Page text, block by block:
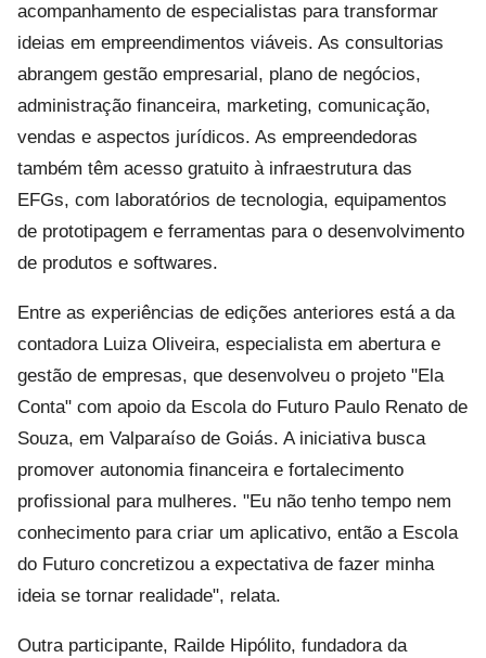
acompanhamento de especialistas para transformar
ideias em empreendimentos viáveis. As consultorias
abrangem gestão empresarial, plano de negócios,
administração financeira, marketing, comunicação,
vendas e aspectos jurídicos. As empreendedoras
também têm acesso gratuito à infraestrutura das
EFGs, com laboratórios de tecnologia, equipamentos
de prototipagem e ferramentas para o desenvolvimento
de produtos e softwares.
Entre as experiências de edições anteriores está a da
contadora Luiza Oliveira, especialista em abertura e
gestão de empresas, que desenvolveu o projeto "Ela
Conta" com apoio da Escola do Futuro Paulo Renato de
Souza, em Valparaíso de Goiás. A iniciativa busca
promover autonomia financeira e fortalecimento
profissional para mulheres. "Eu não tenho tempo nem
conhecimento para criar um aplicativo, então a Escola
do Futuro concretizou a expectativa de fazer minha
ideia se tornar realidade", relata.
Outra participante, Railde Hipólito, fundadora da